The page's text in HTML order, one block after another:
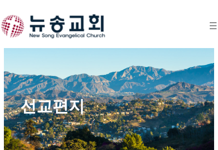
to
content
선교편지